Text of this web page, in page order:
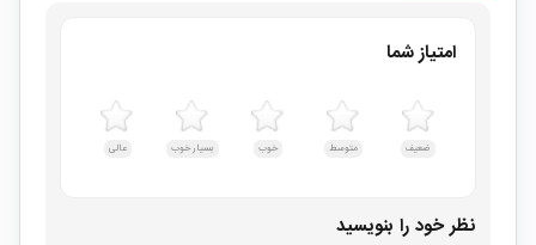
امتیاز شما
ضعیف متوسط خوب بسیار خوب عالی
نظر خود را بنویسید